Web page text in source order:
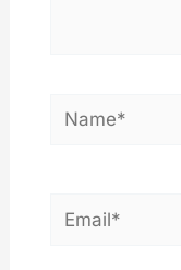
Name*
Email*